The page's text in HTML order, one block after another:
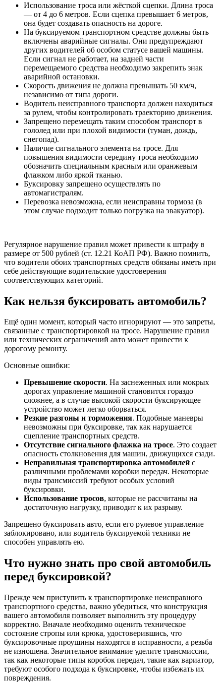
Использование троса или жёсткой сцепки. Длина троса
— от 4 до 6 метров. Если сцепка превышает 6 метров,
она будет создавать опасность на дороге.
На буксируемом транспортном средстве должны быть
включены аварийные сигналы. Они предупреждают
других водителей об особом статусе вашей машины.
Если сигнал не работает, на задней части
перемещаемого средства необходимо закрепить знак
аварийной остановки.
Скорость движения не должна превышать 50 км/ч,
независимо от типа дороги.
Водитель неисправного транспорта должен находиться
за рулем, чтобы контролировать траекторию движения.
Запрещено перемещать таким способом транспорт в
гололед или при плохой видимости (туман, дождь,
снегопад).
Наличие сигнального элемента на тросе. Для
повышения видимости середину троса необходимо
обозначить специальным красным или оранжевым
флажком либо яркой тканью.
Буксировку запрещено осуществлять по
автомагистралям.
Перевозка невозможна, если неисправны тормоза (в
этом случае подходит только погрузка на эвакуатор).
Регулярное нарушение правил может привести к штрафу в
размере от 500 рублей (ст. 12.21 КоАП РФ). Важно помнить,
что водители обоих транспортных средств обязаны иметь при
себе действующие водительские удостоверения
соответствующих категорий.
Как нельзя буксировать автомобиль?
Ещё один момент, который часто игнорируют — это запреты,
связанные с транспортировкой на тросе. Нарушение правил
или технических ограничений авто может привести к
дорогому ремонту.
Основные ошибки:
Превышение скорости. На заснеженных или мокрых
дорогах управление машиной становится гораздо
сложнее, а в случае высокой скорости буксирующее
устройство может легко оборваться.
Резкие разгоны и торможения. Подобные маневры
невозможны при буксировке, так как нарушается
сцепление транспортных средств.
Отсутствие сигнального флажка на тросе. Это создает
опасность столкновения для машин, движущихся сзади.
Неправильная транспортировка автомобилей с
различными проблемами коробки передач. Некоторые
виды трансмиссий требуют особых условий
буксировки.
Использование тросов, которые не рассчитаны на
достаточную нагрузку, приводит к их разрыву.
Запрещено буксировать авто, если его рулевое управление
заблокировано, или водитель буксируемой техники не
способен управлять ею.
Что нужно знать про свой автомобиль
перед буксировкой?
Прежде чем приступить к транспортировке неисправного
транспортного средства, важно убедиться, что конструкция
вашего автомобиля позволяет выполнить эту процедуру
корректно. Вначале необходимо оценить техническое
состояние стропы или крюка, удостоверившись, что
буксировочные проушины находятся в исправности, а резьба
не изношена. Значительное внимание уделите трансмиссии,
так как некоторые типы коробок передач, такие как вариатор,
требуют особого подхода к буксировке, чтобы избежать их
повреждения.